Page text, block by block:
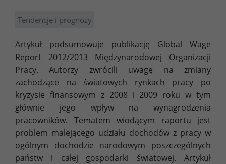
Tendencje i prognozy
Artykuł podsumowuje publikację Global Wage
Report 2012/2013 Międzynarodowej Organizacji
Pracy. Autorzy zwrócili uwagę na zmiany
zachodzące na światowych rynkach pracy po
kryzysie finansowym z 2008 i 2009 roku w tym
głównie jego wpływ na wynagrodzenia
pracowników. Tematem wiodącym raportu jest
problem malejącego udziału dochodów z pracy w
ogólnym dochodzie narodowym poszczególnych
państw i całej gospodarki światowej. Artykuł